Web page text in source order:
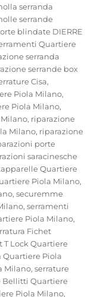
serranda
serrande
blindate DIERRE
Quartiere
serranda
serrande box
Cisa,
Piola Milano,
Piola Milano,
, riparazione
Milano, riparazione
porte
saracinesche
Quartiere
Piola Milano,
,securemme
,serramenti
Piola Milano,
Fichet
T Lock Quartiere
Quartiere Piola
Milano,serrature
Bellitti Quartiere
Piola Milano,